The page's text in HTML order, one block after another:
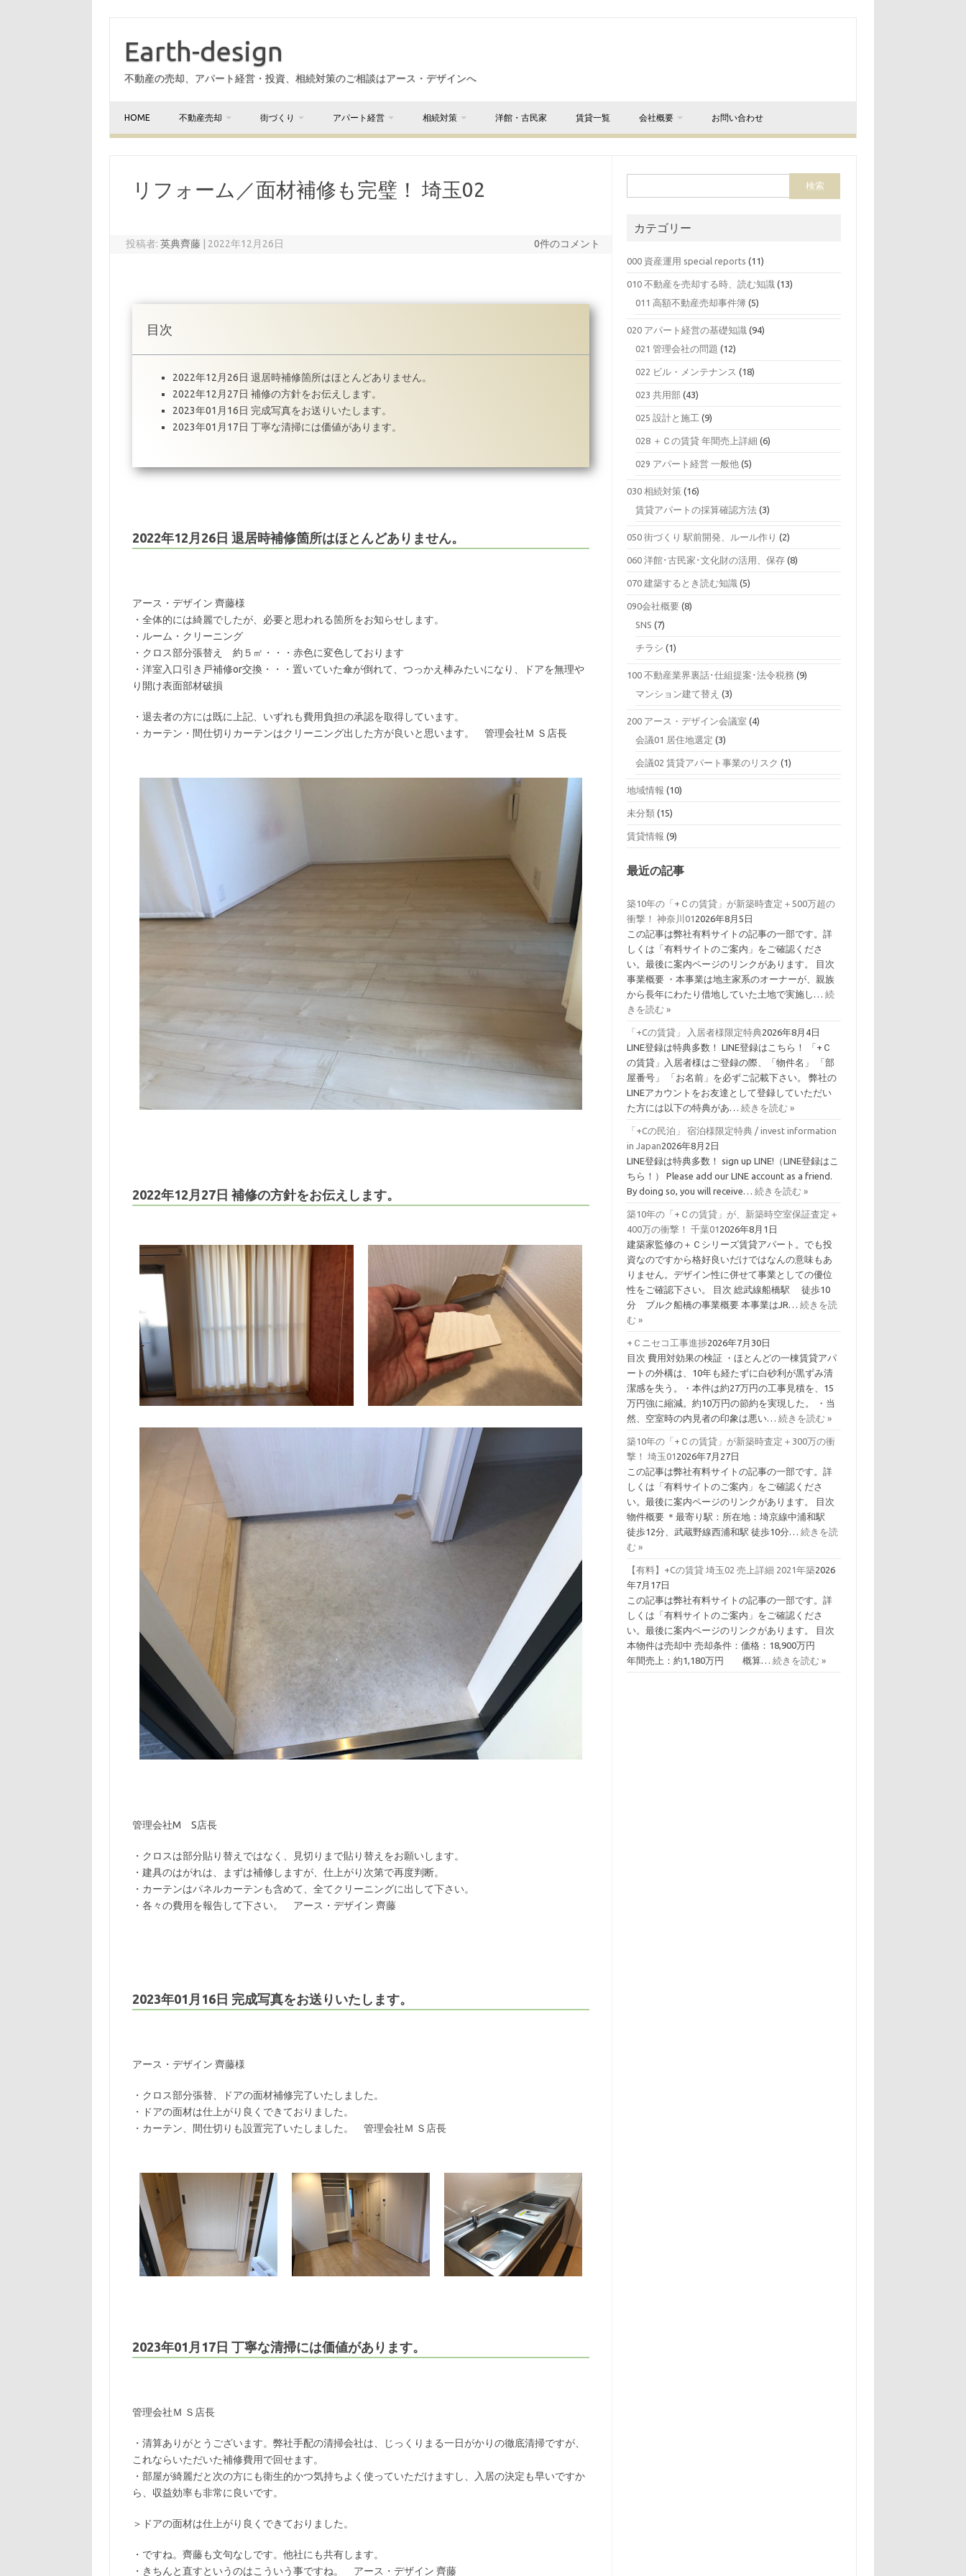
Earth-design
不動産の売却、アパート経営・投資、相続対策のご相談はアース・デザインへ
HOME 不動産売却 街づくり アパート経営 相続対策 洋館・古民家 賃貸一覧 会社概要 お問い合わせ
リフォーム／面材補修も完璧！ 埼玉02
投稿者:英典齊藤 2022年12月26日 0件のコメント
目次
2022年12月26日 退居時補修箇所はほとんどありません。
2022年12月27日 補修の方針をお伝えします。
2023年01月16日 完成写真をお送りいたします。
2023年01月17日 丁寧な清掃には価値があります。
2022年12月26日 退居時補修箇所はほとんどありません。
アース・デザイン 齊藤様
・全体的には綺麗でしたが、必要と思われる箇所をお知らせします。
・ルーム・クリーニング
・クロス部分張替え 約５㎡・・・赤色に変色しております
・洋室入口引き戸補修or交換・・・置いていた傘が倒れて、つっかえ棒みたいになり、ドアを無理や
り開け表面部材破損
・退去者の方には既に上記、いずれも費用負担の承認を取得しています。
・カーテン・間仕切りカーテンはクリーニング出した方が良いと思います。 管理会社Ｍ Ｓ店長
2022年12月27日 補修の方針をお伝えします。
管理会社M S店長
・クロスは部分貼り替えではなく、見切りまで貼り替えをお願いします。
・建具のはがれは、まずは補修しますが、仕上がり次第で再度判断。
・カーテンはパネルカーテンも含めて、全てクリーニングに出して下さい。
・各々の費用を報告して下さい。 アース・デザイン 齊藤
2023年01月16日 完成写真をお送りいたします。
アース・デザイン 齊藤様
・クロス部分張替、ドアの面材補修完了いたしました。
・ドアの面材は仕上がり良くできておりました。
・カーテン、間仕切りも設置完了いたしました。 管理会社Ｍ Ｓ店長
2023年01月17日 丁寧な清掃には価値があります。
管理会社Ｍ Ｓ店長
・清算ありがとうございます。弊社手配の清掃会社は、じっくりまる一日がかりの徹底清掃ですが、
これならいただいた補修費用で回せます。
・部屋が綺麗だと次の方にも衛生的かつ気持ちよく使っていただけますし、入居の決定も早いですか
ら、収益効率も非常に良いです。
＞ドアの面材は仕上がり良くできておりました。
・ですね。齊藤も文句なしです。他社にも共有します。
・きちんと直すというのはこういう事ですね。 アース・デザイン 齊藤
カテゴリー
000 資産運用 special reports (11)
010 不動産を売却する時、読む知識 (13)
011 高額不動産売却事件簿 (5)
020 アパート経営の基礎知識 (94)
021 管理会社の問題 (12)
022 ビル・メンテナンス (18)
023 共用部 (43)
025 設計と施工 (9)
028 ＋Ｃの賃貸 年間売上詳細 (6)
029 アパート経営 一般他 (5)
030 相続対策 (16)
賃貸アパートの採算確認方法 (3)
050 街づくり 駅前開発、ルール作り (2)
060 洋館･古民家･文化財の活用、保存 (8)
070 建築するとき読む知識 (5)
090会社概要 (8)
SNS (7)
チラシ (1)
100 不動産業界裏話･仕組提案･法令税務 (9)
マンション建て替え (3)
200 アース・デザイン会議室 (4)
会議01 居住地選定 (3)
会議02 賃貸アパート事業のリスク (1)
地域情報 (10)
未分類 (15)
賃貸情報 (9)
最近の記事
築10年の「+Ｃの賃貸」が新築時査定＋500万超の
衝撃！ 神奈川01 2026年8月5日
この記事は弊社有料サイトの記事の一部です。詳
しくは「有料サイトのご案内」をご確認くださ
い。最後に案内ページのリンクがあります。 目次
事業概要 ・本事業は地主家系のオーナーが、親族
から長年にわたり借地していた土地で実施し…続
きを読む »
「+Cの賃貸」 入居者様限定特典2026年8月4日
LINE登録は特典多数！ LINE登録はこちら！ 「+Ｃ
の賃貸」入居者様はご登録の際、「物件名」 「部
屋番号」 「お名前」を必ずご記載下さい。 弊社の
LINEアカウントをお友達として登録していただい
た方には以下の特典があ…続きを読む »
「+Cの民泊」 宿泊様限定特典 / invest information
in Japan2026年8月2日
LINE登録は特典多数！ sign up LINE!（LINE登録はこ
ちら！） Please add our LINE account as a friend.
By doing so, you will receive…続きを読む »
築10年の「+Ｃの賃貸」が、新築時空室保証査定＋
400万の衝撃！ 千葉01 2026年8月1日
建築家監修の＋Ｃシリーズ賃貸アパート。でも投
資なのですから格好良いだけではなんの意味もあ
りません。デザイン性に併せて事業としての優位
性をご確認下さい。 目次 総武線船橋駅 徒歩10
分 ブルク船橋の事業概要 本事業はJR…続きを読
む »
+Ｃニセコ工事進捗2026年7月30日
目次 費用対効果の検証 ・ほとんどの一棟賃貸アパ
ートの外構は、10年も経たずに白砂利が黒ずみ清
潔感を失う。・本件は約27万円の工事見積を、15
万円強に縮減。約10万円の節約を実現した。 ・当
然、空室時の内見者の印象は悪い…続きを読む »
築10年の「+Ｃの賃貸」が新築時査定＋300万の衝
撃！ 埼玉01 2026年7月27日
この記事は弊社有料サイトの記事の一部です。詳
しくは「有料サイトのご案内」をご確認くださ
い。最後に案内ページのリンクがあります。 目次
物件概要 ＊最寄り駅：所在地：埼京線中浦和駅
徒歩12分、武蔵野線西浦和駅 徒歩10分…続きを読
む »
【有料】+Cの賃貸 埼玉02 売上詳細 2021年築2026
年7月17日
この記事は弊社有料サイトの記事の一部です。詳
しくは「有料サイトのご案内」をご確認くださ
い。最後に案内ページのリンクがあります。 目次
本物件は売却中 売却条件：価格：18,900万円
年間売上：約1,180万円 概算…続きを読む »